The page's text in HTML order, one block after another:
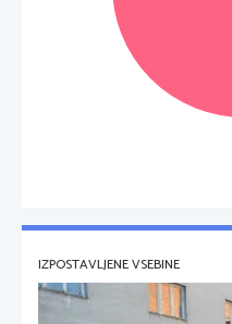
IZPOSTAVLJENE VSEBINE